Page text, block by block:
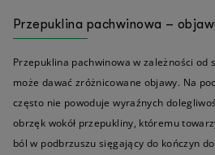
Przepuklina pachwinowa –
Przepuklina pachwinowa w zależności od
może dawać zróżnicowane objawy. Na
często nie powoduje wyraźnych
obrzęk wokół przepukliny, któremu
ból w podbrzuszu sięgający do kończyn